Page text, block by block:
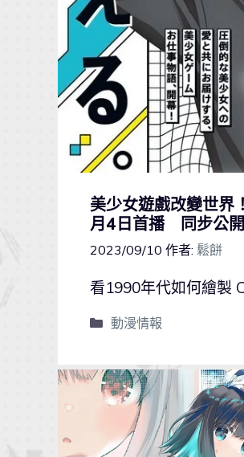
美少女遊戲改變世
月4日首播 同步公
2023/09/10 作者: 鬆餅
看1990年代如何繪製
動漫情報